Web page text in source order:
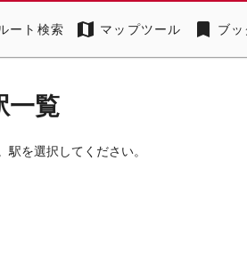
ート検索 map マップツール bookmark ブッ
一覧
駅を選択してください。